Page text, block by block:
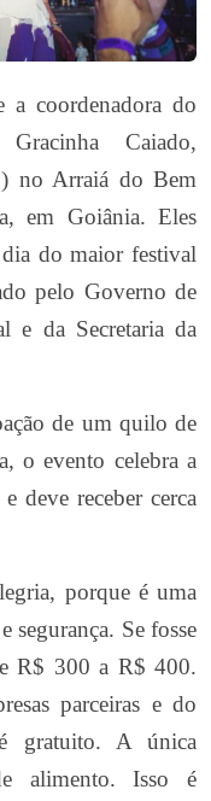
a coordenadora do
Caiado,
no Arraiá do Bem
em Goiânia. Eles
do maior festival
pelo Governo de
e da Secretaria da
de um quilo de
o evento celebra a
deve receber cerca
porque é uma
segurança. Se fosse
R$ 300 a R$ 400.
parceiras e do
gratuito. A única
alimento. Isso é